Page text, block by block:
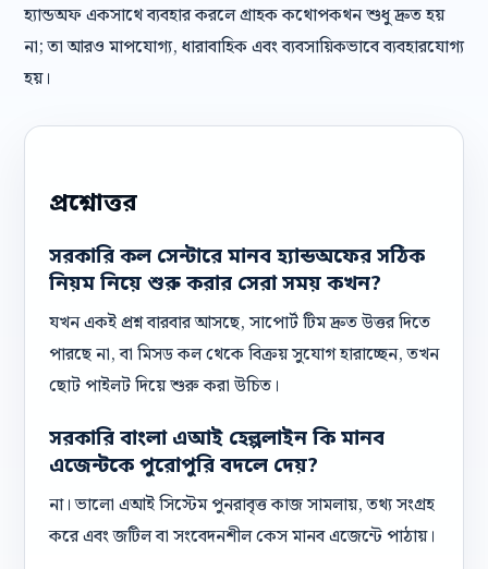
হ্যান্ডঅফ একসাথে ব্যবহার করলে গ্রাহক কথোপকথন শুধু দ্রুত হয়
না; তা আরও মাপযোগ্য, ধারাবাহিক এবং ব্যবসায়িকভাবে ব্যবহারযোগ্য
হয়।
প্রশ্নোত্তর
সরকারি কল সেন্টারে মানব হ্যান্ডঅফের সঠিক
নিয়ম নিয়ে শুরু করার সেরা সময় কখন?
যখন একই প্রশ্ন বারবার আসছে, সাপোর্ট টিম দ্রুত উত্তর দিতে
পারছে না, বা মিসড কল থেকে বিক্রয় সুযোগ হারাচ্ছেন, তখন
ছোট পাইলট দিয়ে শুরু করা উচিত।
সরকারি বাংলা এআই হেল্পলাইন কি মানব
এজেন্টকে পুরোপুরি বদলে দেয়?
না। ভালো এআই সিস্টেম পুনরাবৃত্ত কাজ সামলায়, তথ্য সংগ্রহ
করে এবং জটিল বা সংবেদনশীল কেস মানব এজেন্টে পাঠায়।